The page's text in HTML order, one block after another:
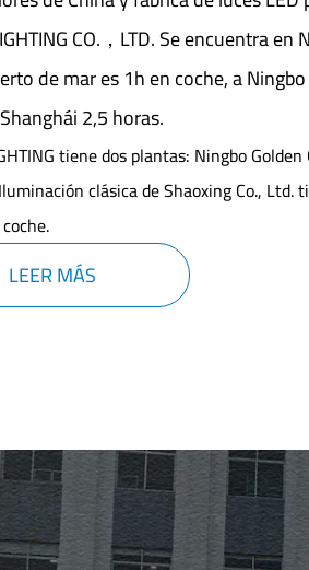
CO.，LTD. Se encuentra
de mar es 1h en coche, a
2,5 horas.
tiene dos plantas: Ningbo
clásica de Shaoxing Co.,
LEER MÁS